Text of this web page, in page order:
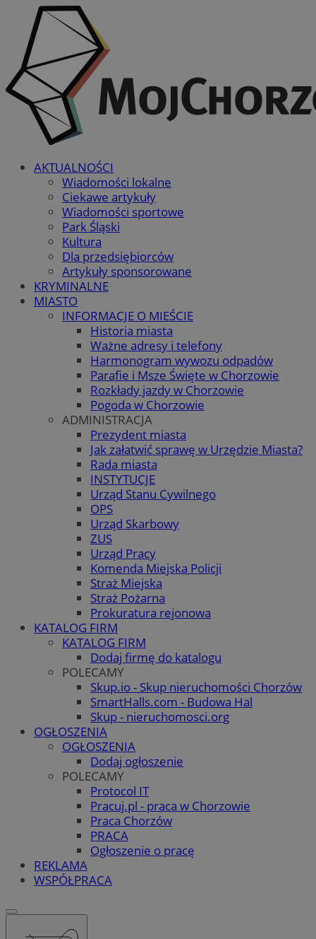
AKTUALNOŚCI
Wiadomości lokalne
Ciekawe artykuły
Wiadomości sportowe
Park Śląski
Kultura
Dla przedsiębiorców
Artykuły sponsorowane
KRYMINALNE
MIASTO
INFORMACJE O MIEŚCIE
Historia miasta
Ważne adresy i telefony
Harmonogram wywozu odpadów
Parafie i Msze Święte w Chorzowie
Rozkłady jazdy w Chorzowie
Pogoda w Chorzowie
ADMINISTRACJA
Prezydent miasta
Jak załatwić sprawę w Urzędzie Miasta?
Rada miasta
INSTYTUCJE
Urząd Stanu Cywilnego
OPS
Urząd Skarbowy
ZUS
Urząd Pracy
Komenda Miejska Policji
Straż Miejska
Straż Pożarna
Prokuratura rejonowa
KATALOG FIRM
KATALOG FIRM
Dodaj firmę do katalogu
POLECAMY
Skup.io - Skup nieruchomości Chorzów
SmartHalls.com - Budowa Hal
Skup - nieruchomosci.org
OGŁOSZENIA
OGŁOSZENIA
Dodaj ogłoszenie
POLECAMY
Protocol IT
Pracuj.pl - praca w Chorzowie
Praca Chorzów
PRACA
Ogłoszenie o pracę
REKLAMA
WSPÓŁPRACA